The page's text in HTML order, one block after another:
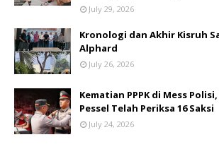
July 29, 2026
Kronologi dan Akhir Kisruh
Alphard
July 26, 2026
Kematian PPPK di Mess
Pessel Telah Periksa 16 Saksi
July 24, 2026